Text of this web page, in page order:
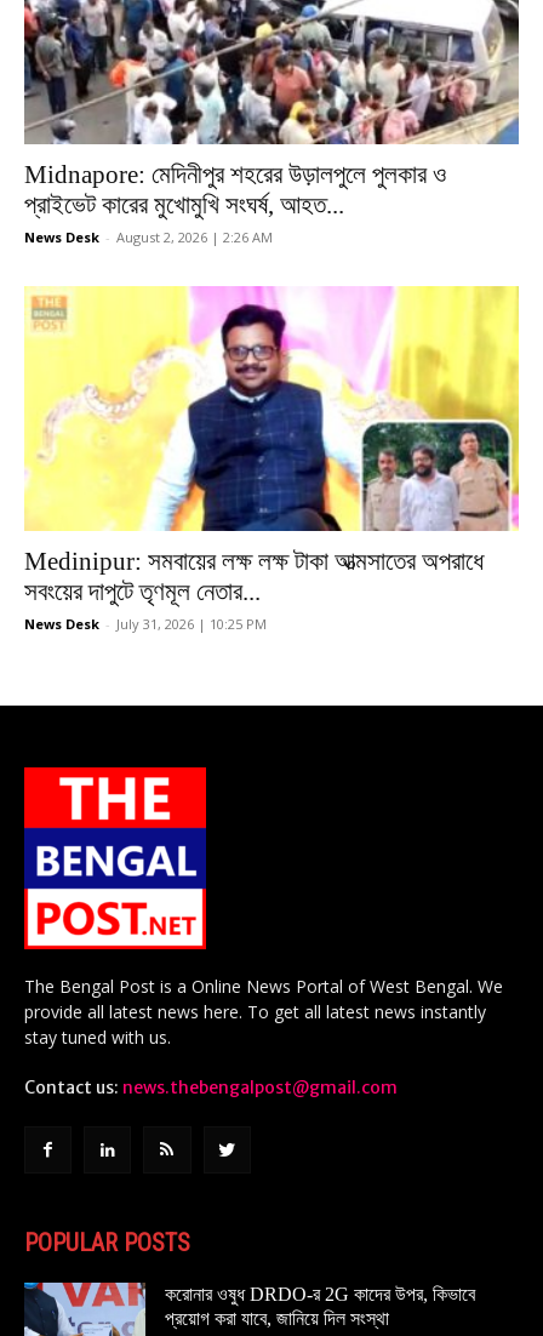
Midnapore: মেদিনীপুর শহরের উড়ালপুলে পুলকার ও
প্রাইভেট কারের মুখোমুখি সংঘর্ষ, আহত...
News Desk - August 2, 2026 | 2:26 AM
Medinipur: সমবায়ের লক্ষ লক্ষ টাকা আত্মসাতের অপরাধে
সবংয়ের দাপুটে তৃণমূল নেতার...
News Desk - July 31, 2026 | 10:25 PM
The Bengal Post is a Online News Portal of West Bengal. We
provide all latest news here. To get all latest news instantly
stay tuned with us.
Contact us: news.thebengalpost@gmail.com
POPULAR POSTS
করোনার ওষুধ DRDO-র 2G কাদের উপর, কিভাবে
প্রয়োগ করা যাবে, জানিয়ে দিল সংস্থা